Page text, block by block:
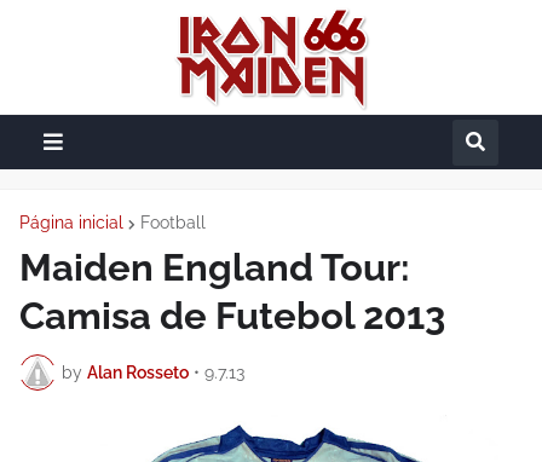
Página inicial Football
Maiden England Tour:
Camisa de Futebol 2013
by Alan Rosseto • 9.7.13